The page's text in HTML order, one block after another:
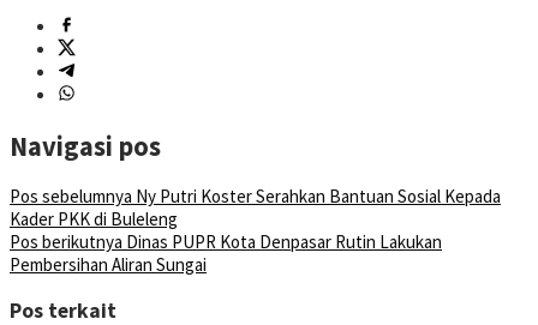
Navigasi pos
Pos sebelumnya Ny Putri Koster Serahkan Bantuan Sosial Kepada
Kader PKK di Buleleng
Pos berikutnya Dinas PUPR Kota Denpasar Rutin Lakukan
Pembersihan Aliran Sungai
Pos terkait